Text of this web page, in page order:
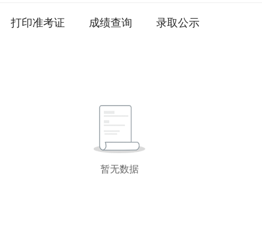
打印准考证 成绩查询 录取公示
暂无数据